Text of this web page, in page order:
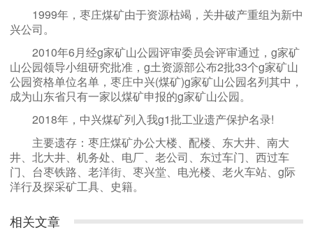
1999年，枣庄煤矿由于资源枯竭，关井破产重组为新中
兴公司。
2010年6月经g家矿山公园评审委员会评审通过，g家矿
山公园领导小组研究批准，g土资源部公布2批33个g家矿山
公园资格单位名单，枣庄中兴(煤矿)g家矿山公园名列其中，
成为山东省只有一家以煤矿申报的g家矿山公园。
2018年，中兴煤矿列入我g1批工业遗产保护名录!
主要遗存：枣庄煤矿办公大楼、配楼、东大井、南大
井、北大井、机务处、电厂、老公司、东过车门、西过车
门、台枣铁路、老洋街、枣兴堂、电光楼、老火车站、g际
洋行及探采矿工具、史籍。
相关文章